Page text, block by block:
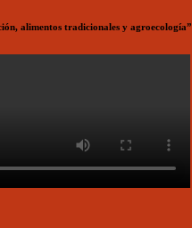
alimentos tradicionales y agroecología”